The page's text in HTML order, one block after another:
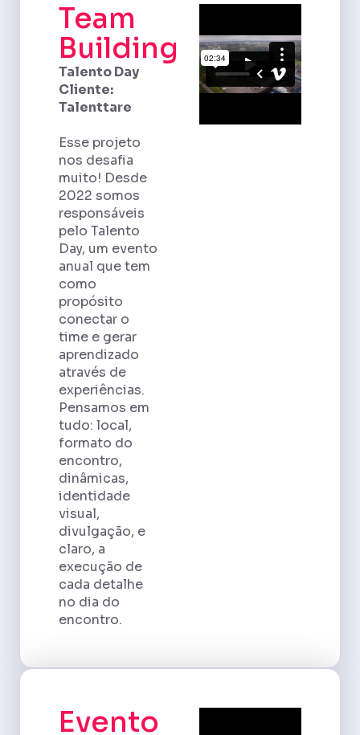
Team
Building
Talento Day
Cliente:
Talenttare
Esse projeto
nos desafia
muito! Desde
2022 somos
responsáveis
pelo Talento
Day, um evento
anual que tem
como
propósito
conectar o
time e gerar
aprendizado
através de
experiências.
Pensamos em
tudo: local,
formato do
encontro,
dinâmicas,
identidade
visual,
divulgação, e
claro, a
execução de
cada detalhe
no dia do
encontro.
Evento